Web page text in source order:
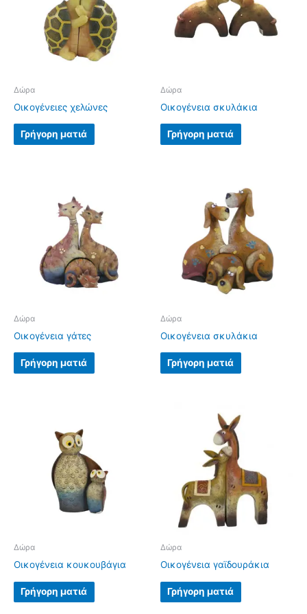
Δώρα
Οικογένειες χελώνες
Γρήγορη ματιά
Δώρα
Οικογένεια σκυλάκια
Γρήγορη ματιά
Δώρα
Οικογένεια γάτες
Γρήγορη ματιά
Δώρα
Οικογένεια σκυλάκια
Γρήγορη ματιά
Δώρα
Οικογένεια κουκουβάγια
Γρήγορη ματιά
Δώρα
Οικογένεια γαϊδουράκια
Γρήγορη ματιά